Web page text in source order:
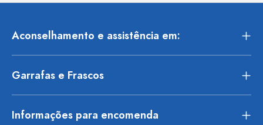
Aconselhamento e assistência em:
Garrafas e Frascos
Informações para encomenda